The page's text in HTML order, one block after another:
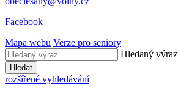
Facebook
Mapa webu Verze pro seniory
Hledaný výraz
Hledat
rozšířené vyhledávání